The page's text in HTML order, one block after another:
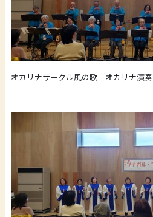
オカリナサークル風の歌 オカリナ演奏